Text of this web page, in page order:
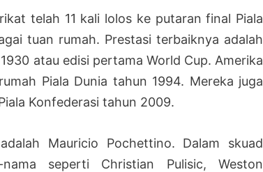
telah 11 kali lolos ke putaran final Piala
tuan rumah. Prestasi terbaiknya adalah
atau edisi pertama World Cup. Amerika
Piala Dunia tahun 1994. Mereka juga
Konfederasi tahun 2009.
Mauricio Pochettino. Dalam skuad
seperti Christian Pulisic, Weston